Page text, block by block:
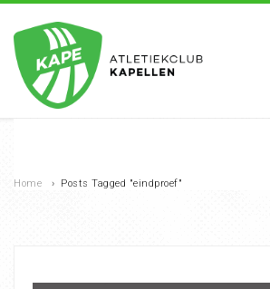
Home › Posts Tagged "eindproef"